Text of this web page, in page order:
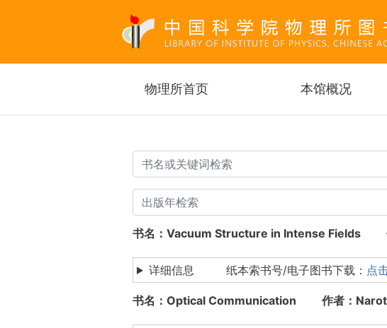
Main navigation
物理所首页 本馆概况
书名：Vacuum Structure in Intense Fields
详细信息 纸本索书号/电子图书下载： 点
书名：Optical Communication 作者：